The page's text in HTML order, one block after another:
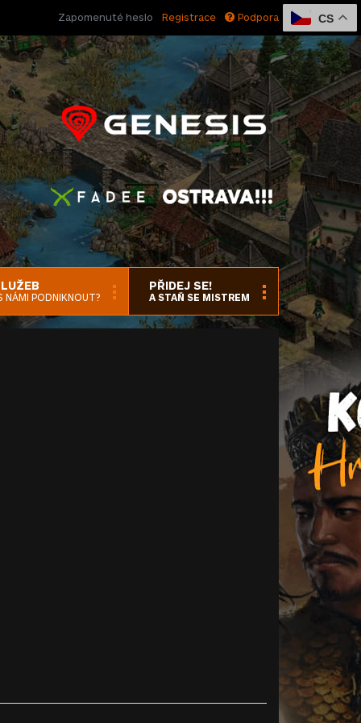
CS
Zapomenuté heslo Registrace Podpora
NÁMI PODNIKNOUT?
PŘIDEJ SE!
A STAŇ SE MISTREM